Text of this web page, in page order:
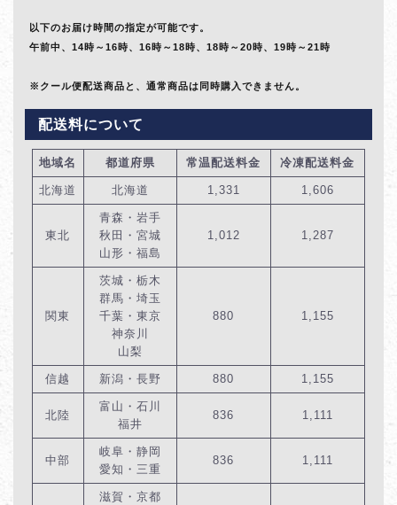
以下のお届け時間の指定が可能です。
午前中、14時～16時、16時～18時、18時～20時、19時～21時
※クール便配送商品と、通常商品は同時購入できません。
配送料について
地域名 都道府県 常温配送料金 冷凍配送料金
北海道 北海道 1,331 1,606
東北
青森・岩手
秋田・宮城
山形・福島
1,012 1,287
関東
茨城・栃木
群馬・埼玉
千葉・東京
神奈川
山梨
880 1,155
信越 新潟・長野 880 1,155
北陸
富山・石川
福井
836 1,111
中部
岐阜・静岡
愛知・三重
836 1,111
滋賀・京都